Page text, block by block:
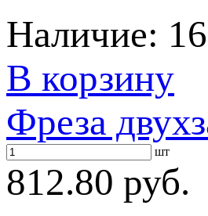
Наличие:
В корзину
Фреза
шт
812.80 руб.